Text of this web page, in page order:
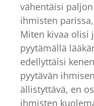
vähentäisi
ihmisten
Miten kivaa olisi
pyytämällä
edellyttäisi
pyytävän
ällistyttävä, en
ihmisten